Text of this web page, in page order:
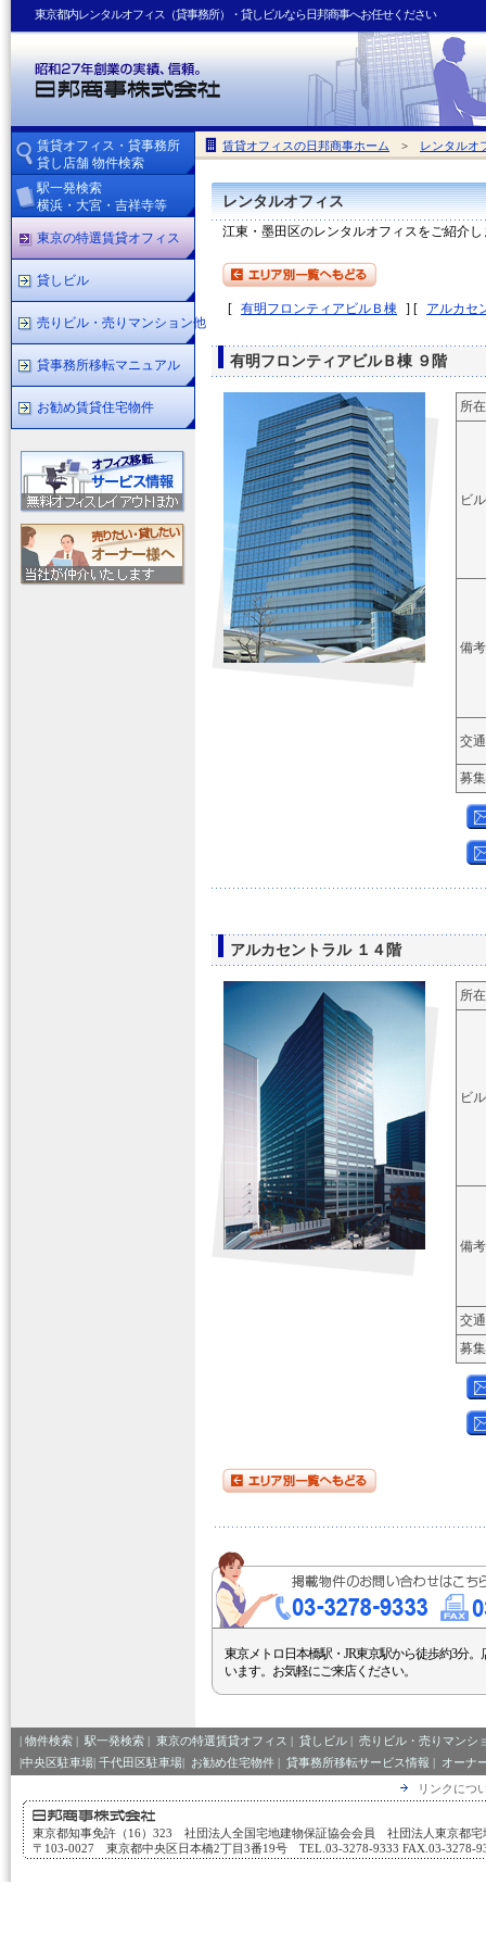
東京都内レンタルオフィス（貸事務所）・貸しビルなら日邦商事へお任せください
賃貸オフィスの日邦商事ホーム > レンタルオ
レンタルオフィス
江東・墨田区のレンタルオフィスをご紹介し
[ 有明フロンティアビルＢ棟 ] [ アルカセ
有明フロンティアビルＢ棟 ９階
所
ビ
備考
交通
募
アルカセントラル １４階
所
ビ
備考
交通
募
東京メトロ日本橋駅・JR東京駅から徒歩約3分。
います。お気軽にご来店ください。
賃貸オフィス・貸事務所
貸し店舗 物件検索
駅一発検索
横浜・大宮・吉祥寺等
東京の特選賃貸オフィス
貸しビル
売りビル・売りマンション他
貸事務所移転マニュアル
お勧め賃貸住宅物件
| 物件検索 | 駅一発検索 | 東京の特選賃貸オフィス | 貸しビル | 売りビル・売りマンシ
|中央区駐車場| 千代田区駐車場| お勧め住宅物件 | 貸事務所移転サービス情報 | オーナ
リンクにつ
東京都知事免許（16）323 社団法人全国宅地建物保証協会会員 社団法人東京都宅
〒103-0027 東京都中央区日本橋2丁目3番19号 TEL.03-3278-9333 FAX.03-3278-